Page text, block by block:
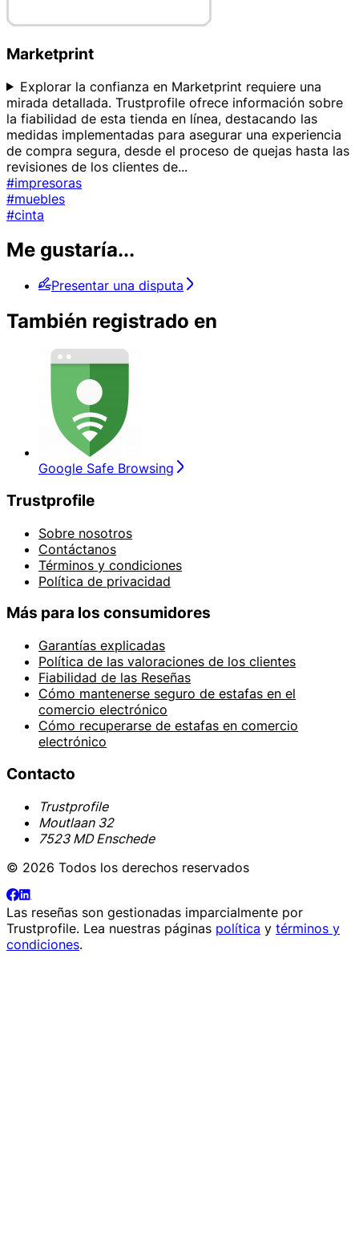
Marketprint
Explorar la confianza en Marketprint requiere una
mirada detallada. Trustprofile ofrece información sobre
la fiabilidad de esta tienda en línea, destacando las
medidas implementadas para asegurar una experiencia
de compra segura, desde el proceso de quejas hasta las
revisiones de los clientes de...
#impresoras
#muebles
#cinta
Me gustaría...
Presentar una disputa
También registrado en
Google Safe Browsing
Trustprofile
Sobre nosotros
Contáctanos
Términos y condiciones
Política de privacidad
Más para los consumidores
Garantías explicadas
Política de las valoraciones de los clientes
Fiabilidad de las Reseñas
Cómo mantenerse seguro de estafas en el
comercio electrónico
Cómo recuperarse de estafas en comercio
electrónico
Contacto
Trustprofile
Moutlaan 32
7523 MD Enschede
© 2026 Todos los derechos reservados
Las reseñas son gestionadas imparcialmente por
Trustprofile. Lea nuestras páginas política y términos y
condiciones.